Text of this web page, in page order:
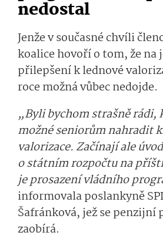
nedostal
Jenže v současné chvíli
koalice hovoří o tom, že na
přilepšení k lednové
roce možná vůbec nedojde.
„Byli bychom strašně rádi,
možné seniorům nahradit
valorizace. Začínají ale
o státním rozpočtu na
je prosazení vládního
informovala poslankyně
Šafránková, jež se
zaobírá.